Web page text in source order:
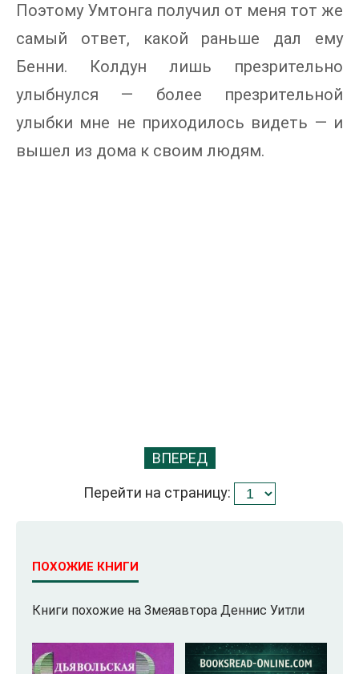
Поэтому Умтонга получил от меня тот же
самый ответ, какой раньше дал ему
Бенни. Колдун лишь презрительно
улыбнулся — более презрительной
улыбки мне не приходилось видеть — и
вышел из дома к своим людям.
ВПЕРЕД
Перейти на страницу:
ПОХОЖИЕ КНИГИ
Книги похожие на Змеяавтора Деннис Уитли